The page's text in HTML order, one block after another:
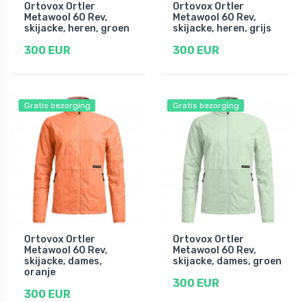
Ortovox Ortler
Metawool 60 Rev,
skijacke, heren, groen
300 EUR
Ortovox Ortler
Metawool 60 Rev,
skijacke, heren, grijs
300 EUR
Gratis bezorging
Ortovox Ortler
Metawool 60 Rev,
skijacke, dames,
oranje
300 EUR
Gratis bezorging
Ortovox Ortler
Metawool 60 Rev,
skijacke, dames, groen
300 EUR